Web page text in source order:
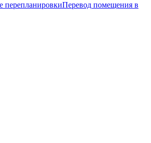
перепланировкиПеревод помещения в